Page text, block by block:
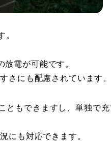
。
電が可能です。
さにも配慮されています
ともできますし、単独で
にも対応できます。